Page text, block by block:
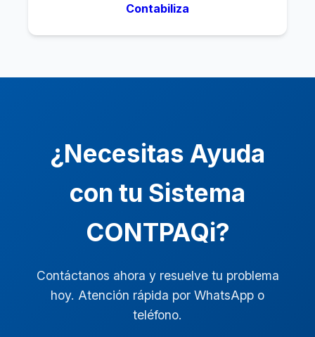
Contabiliza
¿Necesitas Ayuda
con tu Sistema
CONTPAQi?
Contáctanos ahora y resuelve tu problema
hoy. Atención rápida por WhatsApp o
teléfono.